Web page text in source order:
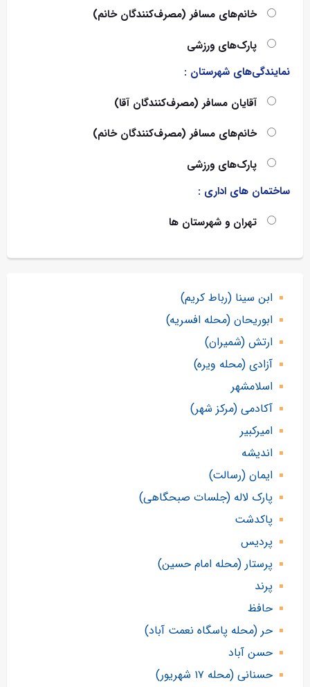
خانم‌های مسافر (مصرف‌کنندگان خانم)
پارک‌های ورزشی
نمایندگی‌های شهرستان :
آقایان مسافر (مصرف‌کنندگان آقا)
خانم‌های مسافر (مصرف‌کنندگان خانم)
پارک‌های ورزشی
ساختمان های اداری :
تهران و شهرستان ها
ابن سینا (رباط کريم)
ابوریحان (محله افسریه)
ارتش (شمیران)
آزادی (محله ویره)
اسلامشهر
آکادمی (مرکز شهر)
امیرکبیر
اندیشه
ایمان (رسالت)
پارک لاله (جلسات صبحگاهی)
پاکدشت
پردیس
پرستار (محله امام حسین)
پرند
حافظ
حر (محله پاسگاه نعمت آباد)
حسن آباد
حسنانی (محله ۱۷ شهریور)